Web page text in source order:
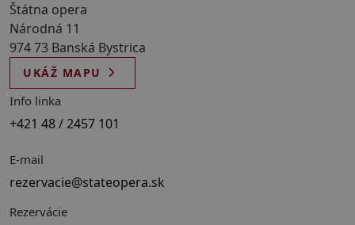
Štátna opera
Národná 11
974 73 Banská Bystrica
UKÁŽ MAPU
Info linka
+421 48 / 2457 101
E-mail
rezervacie@stateopera.sk
Rezervácie